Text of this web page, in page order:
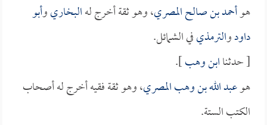
هوأحمد بن صالح المصري، وهو ثقة أخرج لهالبخاريوأبو
داودوالترمذيفي الشمائل.
[ حدثناابن وهب].
هوعبد الله بن وهب المصري، وهو ثقة فقيه أخرج له أصحاب
الكتب الستة.